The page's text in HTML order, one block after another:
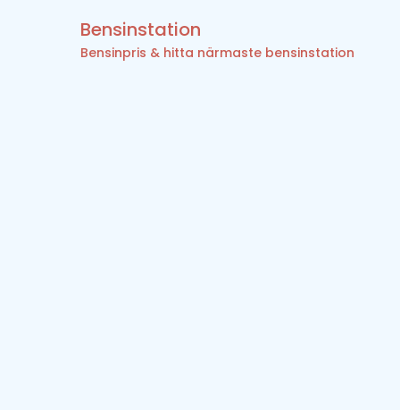
Bensinstation
Bensinpris & hitta närmaste bensinstation